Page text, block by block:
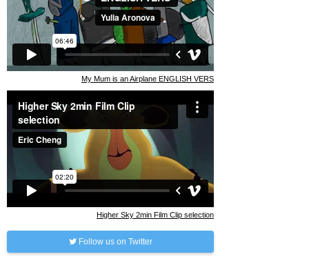
My Mum is an Airplane ENGLISH VERS
Higher Sky 2min Film Clip selection
Follow us on Twitter